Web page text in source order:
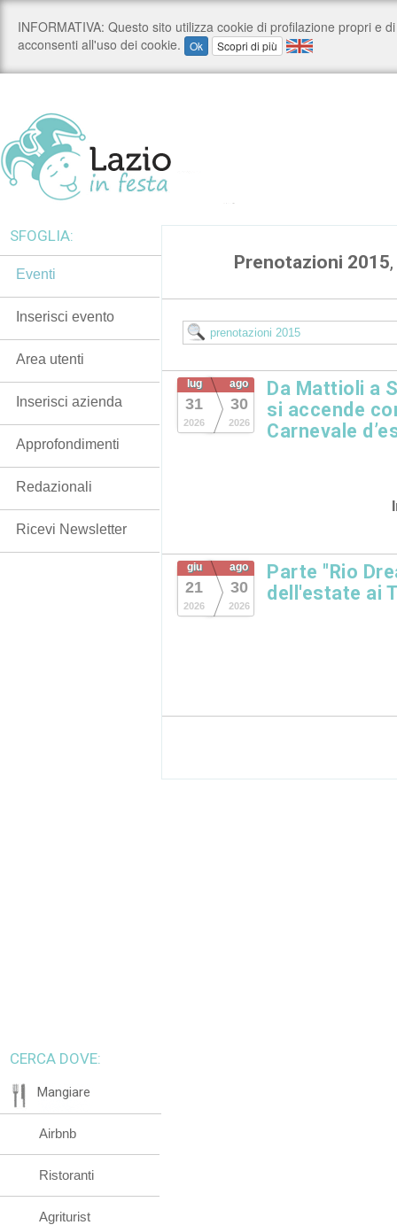
Prenotazioni 2015
lug
31
2026
ago
30
2026
Da Mattioli a
si accende
Carnevale
giu
21
2026
ago
30
2026
Parte "Rio
dell'estate ai
SFOGLIA:
Eventi
Inserisci evento
Area utenti
Inserisci azienda
Approfondimenti
Redazionali
Ricevi Newsletter
CERCA DOVE:
Mangiare
Airbnb
Ristoranti
Agriturist